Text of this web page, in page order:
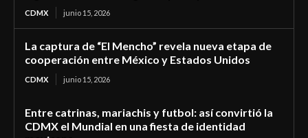
CDMX junio 15, 2026
La captura de “El Mencho” revela nueva etapa de
cooperación entre México y Estados Unidos
CDMX junio 15, 2026
Entre catrinas, mariachis y futbol: así convirtió la
CDMX el Mundial en una fiesta de identidad